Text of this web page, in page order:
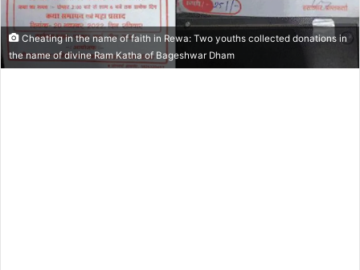
Cheating in the name of faith in Rewa: Two youths collected donations in
the name of divine Ram Katha of Bageshwar Dham